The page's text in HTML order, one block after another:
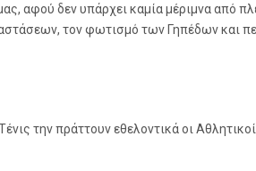
αφού δεν υπάρχει καμία μέριμνα από
τον φωτισμό των Γηπέδων και
την πράττουν εθελοντικά οι